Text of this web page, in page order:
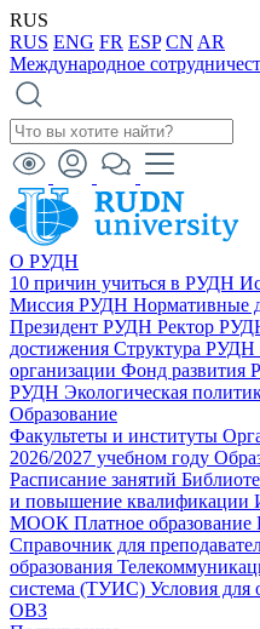
RUS
RUS ENG FR ESP CN AR
Международное
О РУДН
10 причин учиться в РУДН
Миссия РУДН Нормативные
Президент РУДН Ректор
достижения Структура РУДН
организации Фонд развития
РУДН Экологическая
Образование
Факультеты и институты
2026/2027 учебном году
Расписание занятий
и повышение квалификации
МООК Платное образование
Справочник для
образования
система (ТУИС) Условия для
ОВЗ